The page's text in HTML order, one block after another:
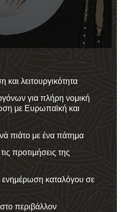
λειτουργικότητα
για πλήρη νομική
με Ευρωπαϊκή και
πιάτο με ένα πάτημα
προτιμήσεις της
καταλόγου σε
περιβάλλον